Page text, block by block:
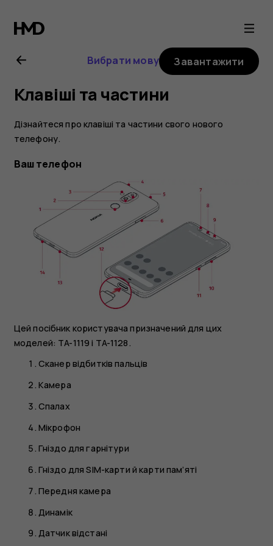
Посібник
користувача
Nokia
8.1
Вибрати мову Завантажити
Клавіші та частини
Дізнайтеся про клавіші та частини свого нового
телефону.
Ваш телефон
Цей посібник користувача призначений для цих
моделей: TA-1119 і TA-1128.
Сканер відбитків пальців
Камера
Спалах
Мікрофон
Гніздо для гарнітури
Гніздо для SIM-карти й карти пам’яті
Передня камера
Динамік
Датчик відстані